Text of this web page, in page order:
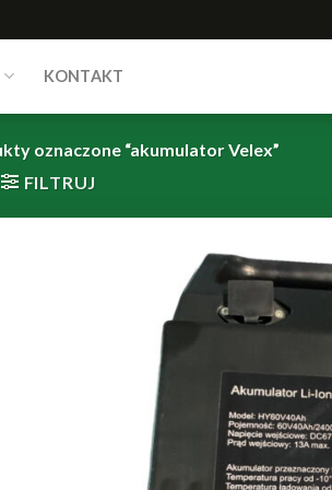
KONTAKT
oznaczone “akumulator Velex”
FILTRUJ